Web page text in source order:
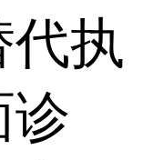
代执
诊